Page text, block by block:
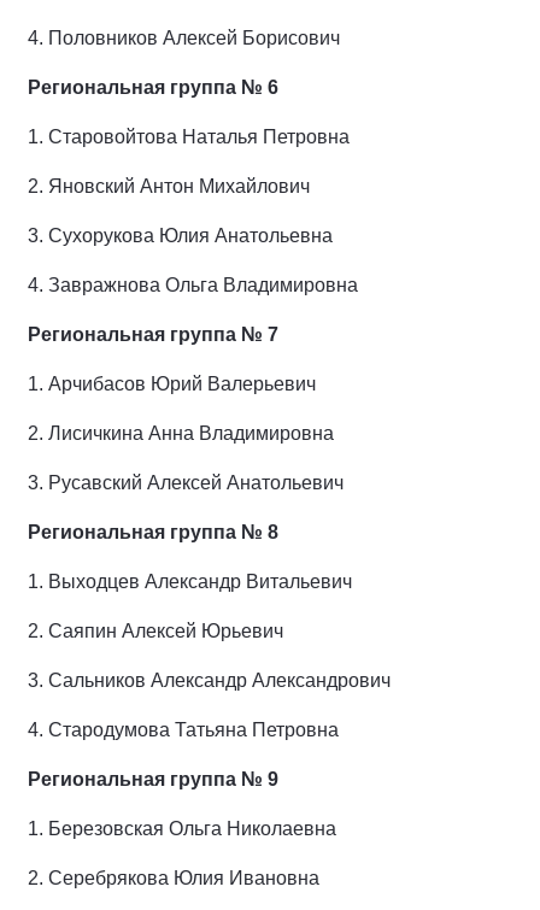
4. Половников Алексей Борисович
Региональная группа № 6
1. Старовойтова Наталья Петровна
2. Яновский Антон Михайлович
3. Сухорукова Юлия Анатольевна
4. Завражнова Ольга Владимировна
Региональная группа № 7
1. Арчибасов Юрий Валерьевич
2. Лисичкина Анна Владимировна
3. Русавский Алексей Анатольевич
Региональная группа № 8
1. Выходцев Александр Витальевич
2. Саяпин Алексей Юрьевич
3. Сальников Александр Александрович
4. Стародумова Татьяна Петровна
Региональная группа № 9
1. Березовская Ольга Николаевна
2. Серебрякова Юлия Ивановна